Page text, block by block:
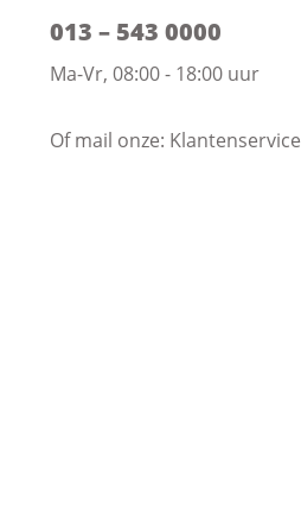
013 – 543 0000
Ma-Vr, 08:00 - 18:00 uur
Of mail onze: Klantenservice